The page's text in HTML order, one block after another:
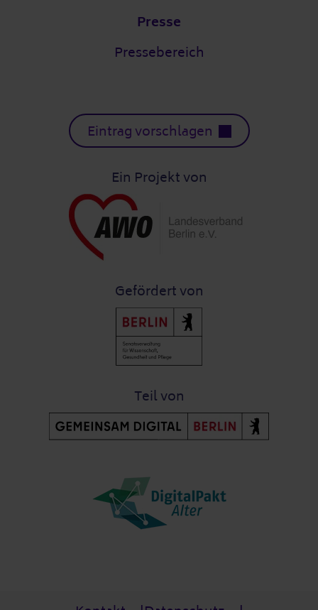
Presse
Pressebereich
Eintrag vorschlagen
Ein Projekt von
Gefördert von
Teil von